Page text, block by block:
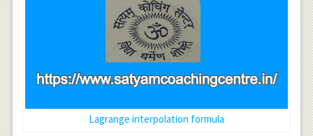
Lagrange interpolation formula